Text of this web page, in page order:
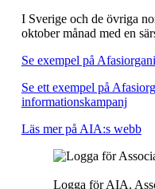
I Sverige och de övriga
oktober månad med en
Se exempel på
Se ett exempel på
informationskampanj
Läs mer på AIA:s webb
Logga för AIA,